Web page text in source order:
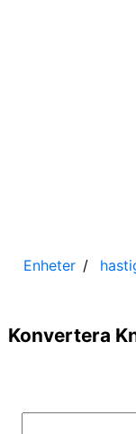
Enheter
Konvertera